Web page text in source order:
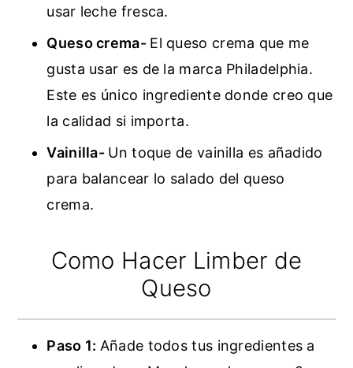
usar leche fresca.
Queso crema- El queso crema que me
gusta usar es de la marca Philadelphia.
Este es único ingrediente donde creo que
la calidad si importa.
Vainilla- Un toque de vainilla es añadido
para balancear lo salado del queso
crema.
Como Hacer Limber de
Queso
Paso 1: Añade todos tus ingredientes a